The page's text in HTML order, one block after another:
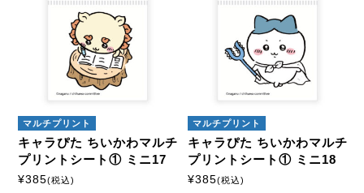
マルチプリント
キャラぴた ちいかわマルチ
プリントシート① ミニ17
¥385(税込)
マルチプリント
キャラぴた ちいかわマルチ
プリントシート① ミニ18
¥385(税込)